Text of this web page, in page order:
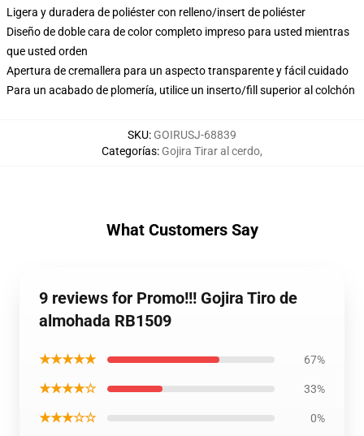
Ligera y duradera de poliéster con relleno/insert de poliéster
Diseño de doble cara de color completo impreso para usted mientras
que usted orden
Apertura de cremallera para un aspecto transparente y fácil cuidado
Para un acabado de plomería, utilice un inserto/fill superior al colchón
SKU: GOIRUSJ-68839
Categorías: Gojira Tirar al cerdo,
What Customers Say
9 reviews for Promo!!! Gojira Tiro de
almohada RB1509
★★★★★ 67%
★★★★☆ 33%
★★★☆☆ 0%